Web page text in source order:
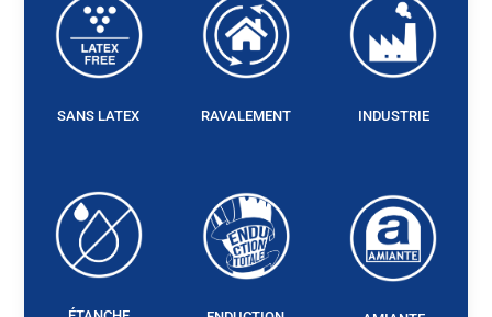
SANS LATEX RAVALEMENT INDUSTRIE